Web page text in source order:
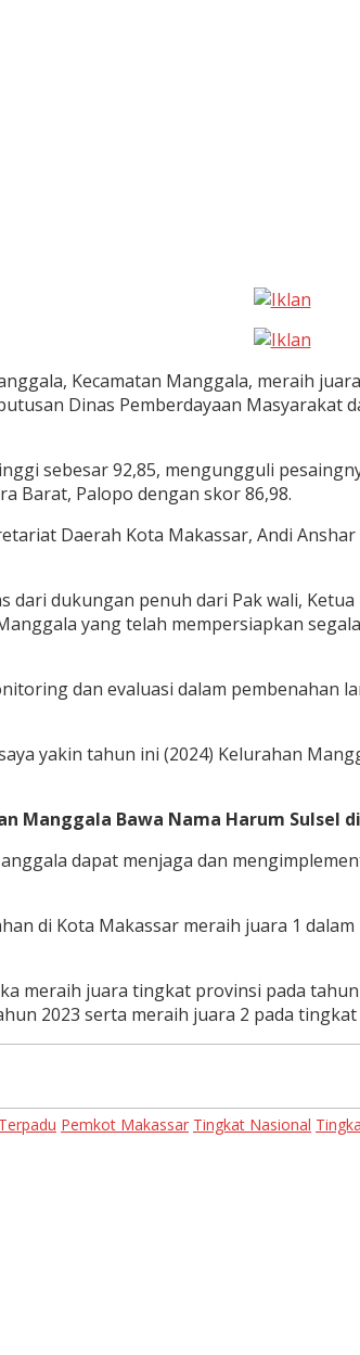
Kecamatan Manggala, meraih
Dinas Pemberdayaan Masyarakat
sebesar 92,85, mengungguli
Barat, Palopo dengan skor 86,98.
Daerah Kota Makassar, Andi
dukungan penuh dari Pak wali,
yang telah mempersiapkan
dan evaluasi dalam pembenahan
yakin tahun ini (2024) Kelurahan
Manggala Bawa Nama Harum Sulsel
dapat menjaga dan
di Kota Makassar meraih juara 1
meraih juara tingkat provinsi pada
2023 serta meraih juara 2 pada
Pemkot Makassar Tingkat Nasional